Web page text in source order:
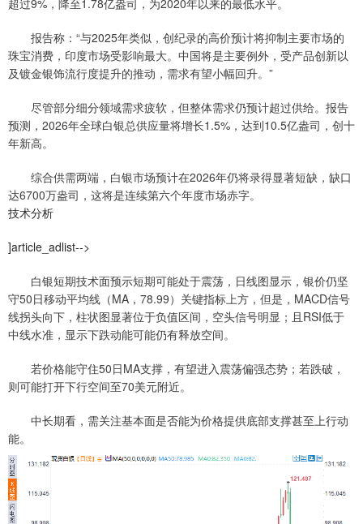
报告称：“与2025年类似，创纪录的高价预计将抑制主要市场的
珠宝消费，印度市场受影响最大。中国将是主要例外，受产品创新以
及镀金银饰流行度提升的推动，需求有望小幅回升。”
尽管部分细分领域需求疲软，但整体需求仍预计超过供给。报告
预测，2026年全球白银总供应量将增长1.5%，达到10.5亿盎司，创十
年新高。
综合供需两端，白银市场预计在2026年仍将录得显著短缺，缺口
达6700万盎司，这将是连续第六个年度市场赤字。
技术分析
]article_adlist-->
白银短期技术面预示短期可能处于震荡，日线图显示，银价仍坚
守50日移动平均线（MA，78.99）关键指标上方，但是，MACD信号
线拐头向下，柱状图显著位于负值区间，空头信号明显；且RSI低于
中线水准，显示下跌动能可能仍有释放空间。
若价格能守住50日MA支撑，有望进入震荡偏强态势；若跌破，
则可能打开下行空间至70美元附近。
中长期看，需关注基本面是否能为价格提供底部支撑甚至上行动
能。